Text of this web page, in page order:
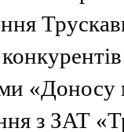
«Доносу
з ЗАТ